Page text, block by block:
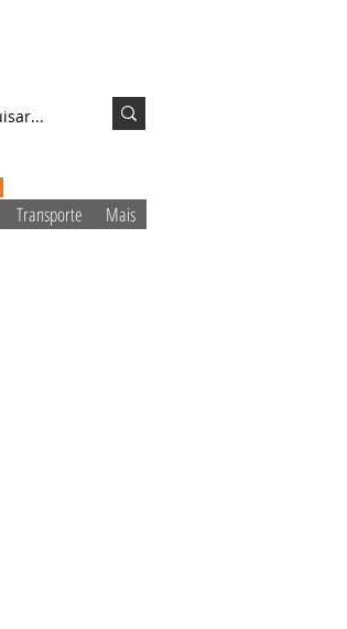
Transporte Mais